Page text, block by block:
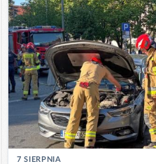
7 SIERPNIA